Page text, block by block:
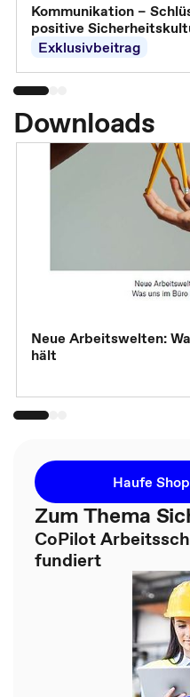
Kommunikation –
positive
Exklusivbeitrag
Downloads
Neue Arbeitswelten:
hält
Haufe
Zum Thema
CoPilot
fundiert